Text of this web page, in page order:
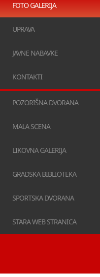
FOTO GALERIJA
UPRAVA
JAVNE NABAVKE
KONTAKTI
POZORIŠNA DVORANA
MALA SCENA
LIKOVNA GALERIJA
GRADSKA BIBLIOTEKA
SPORTSKA DVORANA
STARA WEB STRANICA